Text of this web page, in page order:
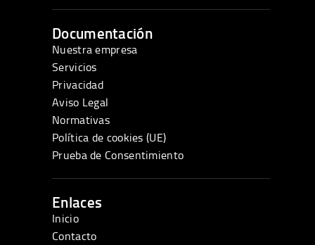
Documentación
Nuestra empresa
Servicios
Privacidad
Aviso Legal
Normativas
Política de cookies (UE)
Prueba de Consentimiento
Enlaces
Inicio
Contacto